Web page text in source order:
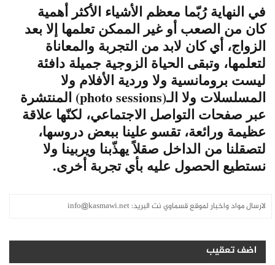
في النهاية رُبّما معظم الأشياء الأكثر أهمية
كان من الصعب أو غير الممكن تعلمها إلا بعد
الزواج، أي كان لابد من التجربة والمعاناة
لتعلمها، وتبقى الحياة الزوجية جميلة دافئة
ليست برومانسية ولا وردية الأفلام ولا
المسلسلات ولا الـ(photo sessions) المنتشرة
عبر صفحات التواصل الاجتماعي، لكنّها علاقة
عظيمة ورائعة، تقسو علينا ببعض دروسها،
لتصقلنا من الداخل صقلاً يهذّبنا ويربينا ولا
نستطيع الحصول عليه بأي تجربة أخرى.
لارسال مواد واخبار لموقع قسماوي نت البريد:info@kasmawi.net
اضف تعقيب